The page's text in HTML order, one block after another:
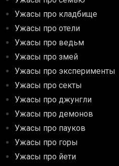
Ужасы про кладбище
Ужасы про отели
Ужасы про ведьм
Ужасы про змей
Ужасы про эксперименты
Ужасы про секты
Ужасы про джунгли
Ужасы про демонов
Ужасы про пауков
Ужасы про горы
Ужасы про йети